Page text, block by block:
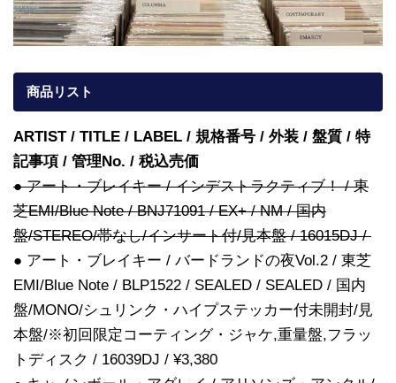
商品リスト
ARTIST / TITLE / LABEL / 規格番号 / 外装 / 盤質 / 特
記事項 / 管理No. / 税込売価
● アート・ブレイキー / インデストラクティブ！ / 東
芝EMI/Blue Note / BNJ71091 / EX+ / NM / 国内
盤/STEREO/帯なし/インサート付/見本盤 / 16015DJ /
● アート・ブレイキー / バードランドの夜Vol.2 / 東芝
EMI/Blue Note / BLP1522 / SEALED / SEALED / 国内
盤/MONO/シュリンク・ハイプステッカー付未開封/見
本盤/※初回限定コーティング・ジャケ,重量盤,フラッ
トディスク / 16039DJ / ¥3,380